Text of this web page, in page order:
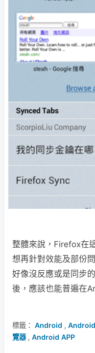
整體來說，Firefox在
想再針對效能及部份
好像沒反應或是同步
後，應該也能普遍在
標籤： Android ,
覽器, Android APP